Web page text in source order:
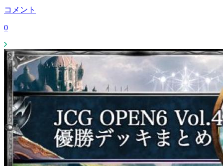
コメント
0